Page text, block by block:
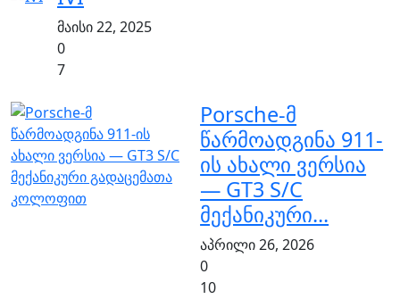
მაისი 22, 2025
0
7
Porsche-მ
წარმოადგინა 911-
ის ახალი ვერსია
— GT3 S/C
მექანიკური...
აპრილი 26, 2026
0
10